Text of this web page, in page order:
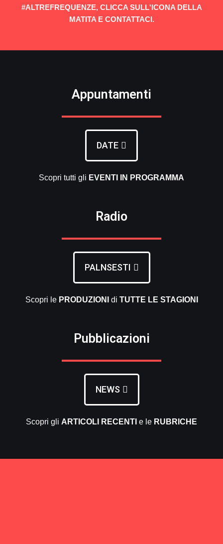
#ALTREFREQUENZE, CLICCA SULL'ICONA DELLA
MATITA E CONTATTACI.
Appuntamenti
DATE
Scopri tutti gli EVENTI IN PROGRAMMA
Radio
PALNSESTI
Scopri le PRODUZIONI di TUTTE LE STAGIONI
Pubblicazioni
NEWS
Scopri gli ARTICOLI RECENTI e le RUBRICHE